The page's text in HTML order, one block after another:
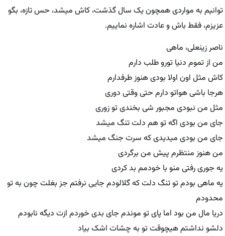
توانیم به مواردی همچون یک سال گذشت، کاش میشد، حس تازه، بگو
عزیزم، فقط باش و عادت اشاره نماییم.
ناصر زینعلی، ماهی
من از تموم دنیا تورو طلب دارم
کاش مثل اون اولا بودی هنوز طرفدارم
هرجا باشی هواتو دارم حتی وقتی دوری
مثل من نبودی مجبور شی بخندی تو زوری
جای من بودی اگه تو هم دلت تنگ میشد
جای من بودی میدیدی که سرت جنگ میشد
من هنوز منتظرم پیش من برگردی
یه جوری رفتی منو با خودمم بد کردی
یه ماهی بودم تو تنگ دلت که گلالودم جایی نرفتم جز بغلت چون به تو
محدودم
دریا مال من بود اما پای تو موندم جای بدی خوردم ازت دیگه نابودم
دلشو نداشتم هیچوقت تو به چشات اشک بیاد